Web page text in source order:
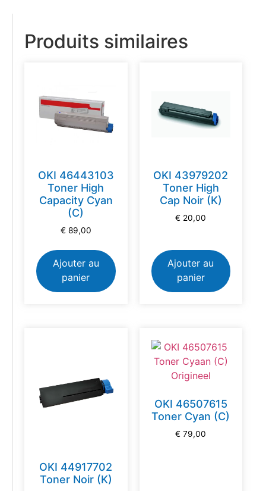
Produits similaires
OKI 46443103
Toner High
Capacity Cyan
(C)
€ 89,00
Ajouter au
panier
OKI 43979202
Toner High
Cap Noir (K)
€ 20,00
Ajouter au
panier
OKI 44917702
Toner Noir (K)
OKI 46507615
Toner Cyan (C)
€ 79,00